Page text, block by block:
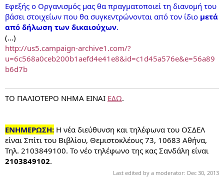
Εφεξής ο Οργανισμός μας θα πραγματοποιεί τη διανομή του
βάσει στοιχείων που θα συγκεντρώνονται από τον ίδιο μετά
από δήλωση των δικαιούχων.
(...)
http://us5.campaign-archive1.com/?
u=6c568a0ceb200b1aefd4e41e8&id=c1d45a576e&e=56a89
b6d7b
ΤΟ ΠΑΛΙΟΤΕΡΟ ΝΗΜΑ ΕΙΝΑΙ ΕΔΩ.
ΕΝΗΜΕΡΩΣΗ: Η νέα διεύθυνση και τηλέφωνα του ΟΣΔΕΛ
είναι Σπίτι του Βιβλίου, Θεμιστοκλέους 73, 10683 Αθήνα,
Τηλ. 2103849100. Το νέο τηλέφωνο της κας Σανδάλη είναι
2103849102.
Last edited by a moderator: Dec 30, 2013